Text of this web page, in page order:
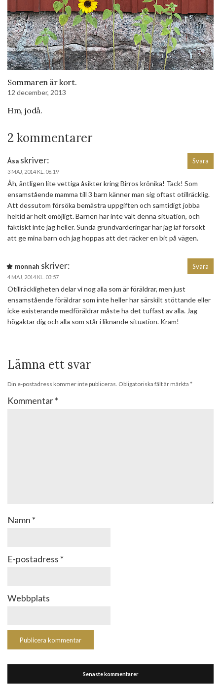
Sommaren är kort.
12 december, 2013
Hm, jodå.
2 kommentarer
Åsa skriver:
3 MAJ, 2014 KL. 06:19
Åh, äntligen lite vettiga åsikter kring Birros krönika! Tack! Som
ensamstående mamma till 3 barn känner man sig oftast otillräcklig.
Att dessutom försöka bemästra uppgiften och samtidigt jobba
heltid är helt omöjligt. Barnen har inte valt denna situation, och
faktiskt inte jag heller. Sunda grundvärderingar har jag iaf försökt
att ge mina barn och jag hoppas att det räcker en bit på vägen.
Svara
monnah skriver:
4 MAJ, 2014 KL. 03:57
Otillräckligheten delar vi nog alla som är föräldrar, men just
ensamstående föräldrar som inte heller har särskilt stöttande eller
icke existerande medföräldrar måste ha det tuffast av alla. Jag
högaktar dig och alla som står i liknande situation. Kram!
Svara
Lämna ett svar
Din e-postadress kommer inte publiceras. Obligatoriska fält är märkta *
Kommentar*
Namn *
E-postadress *
Webbplats
Senaste kommentarer